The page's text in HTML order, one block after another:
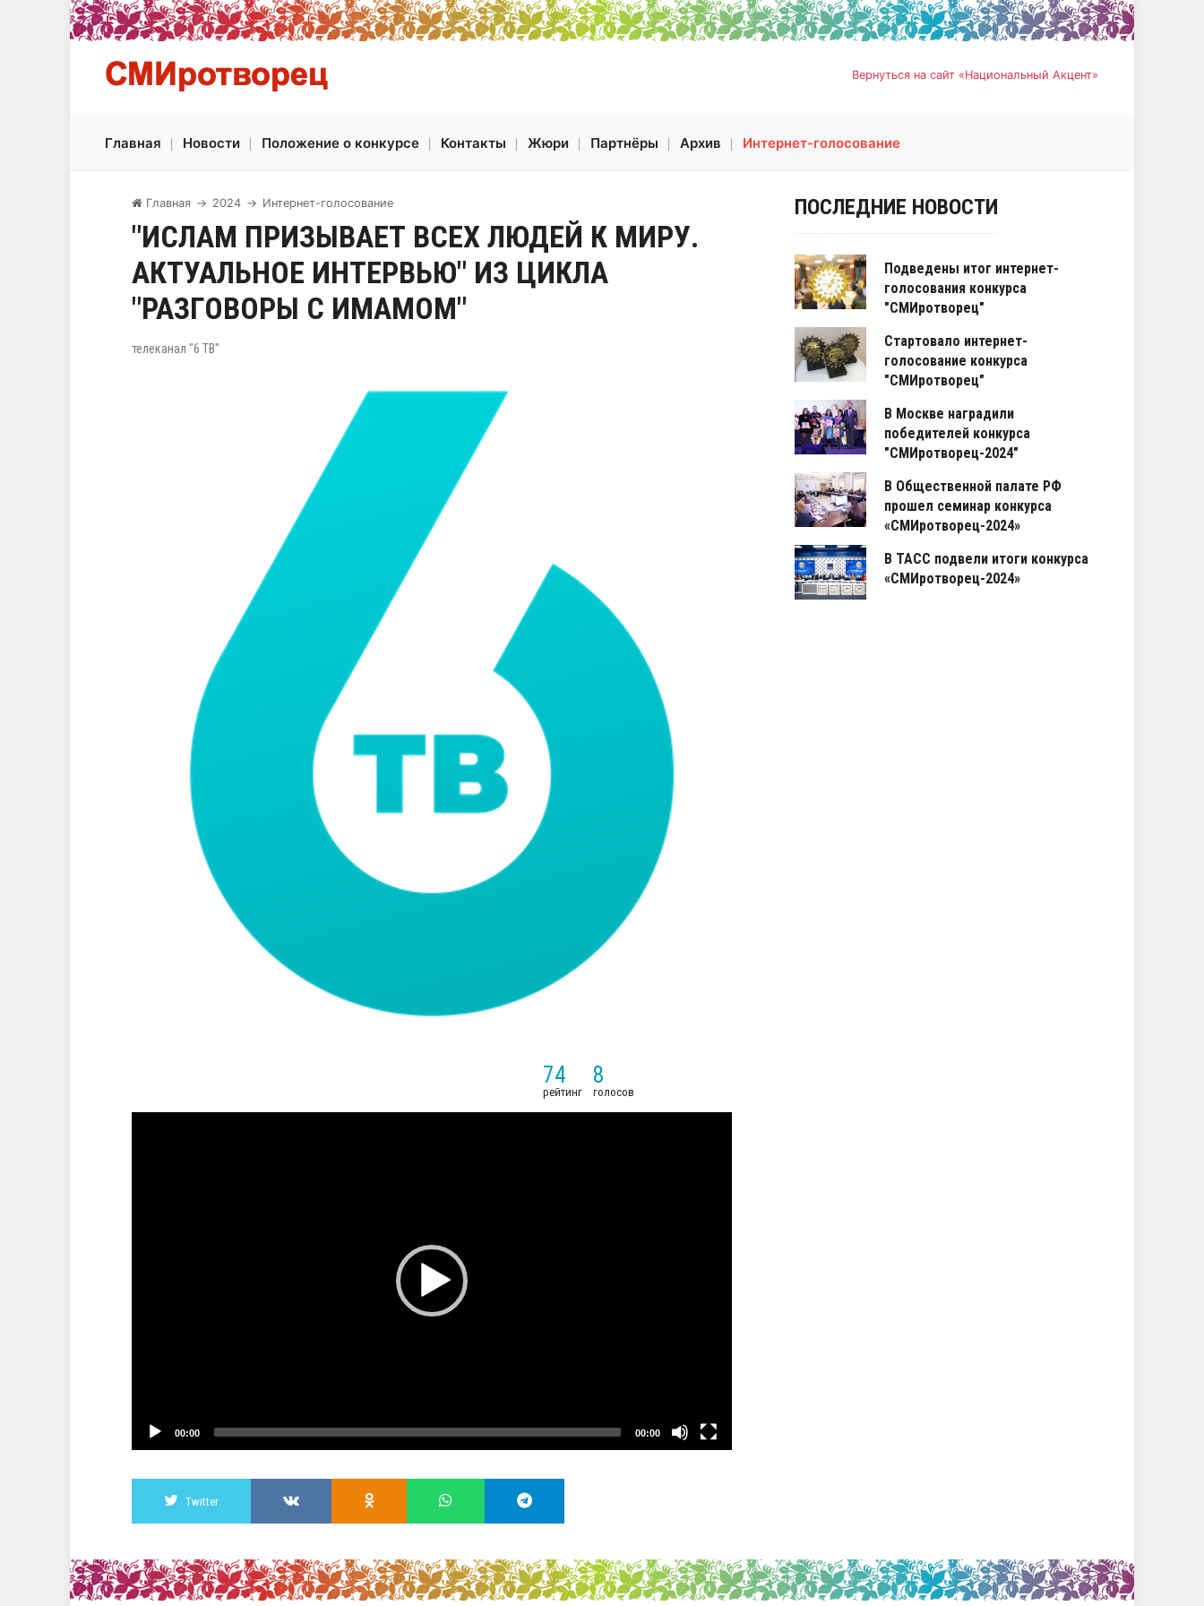
Вернуться на сайт «Национальный Акцент»
Главная Новости Положение о конкурсе Контакты Жюри Партнёры Архив Интернет-голосование
Главная → 2024 → Интернет-голосование
"ИСЛАМ ПРИЗЫВАЕТ ВСЕХ ЛЮДЕЙ К МИРУ.
АКТУАЛЬНОЕ ИНТЕРВЬЮ" ИЗ ЦИКЛА
"РАЗГОВОРЫ С ИМАМОМ"
телеканал "6 ТВ"
74
рейтинг
8
голосов
00:00 00:00
Twitter
ПОСЛЕДНИЕ НОВОСТИ
Подведены итог интернет-
голосования конкурса
"СМИротворец"
Стартовало интернет-
голосование конкурса
"СМИротворец"
В Москве наградили
победителей конкурса
"СМИротворец-2024"
В Общественной палате РФ
прошел семинар конкурса
«СМИротворец-2024»
В ТАСС подвели итоги конкурса
«СМИротворец-2024»